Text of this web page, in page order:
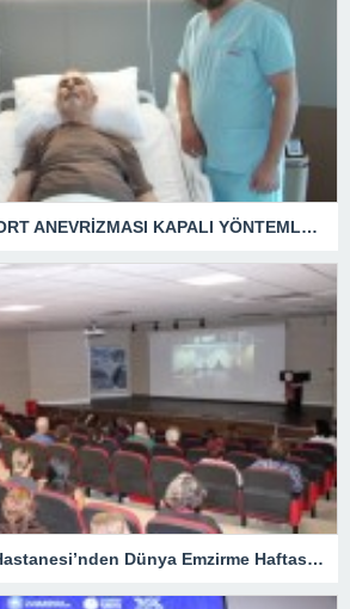
“GİZLİ KANSER” AORT ANEVRİZMASI KAPALI YÖNTEMLE TEDAVİ EDİLDİ
Lüleburgaz Devlet Hastanesi’nden Dünya Emzirme Haftası Katılımı